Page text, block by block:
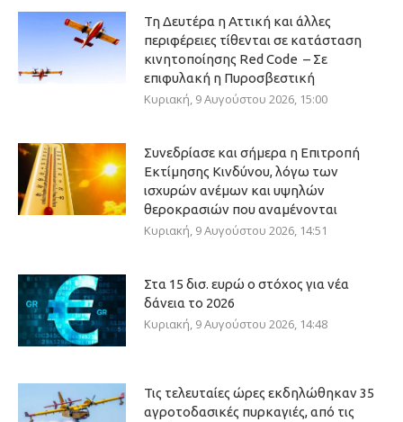
Τη Δευτέρα η Αττική και άλλες
περιφέρειες τίθενται σε κατάσταση
κινητοποίησης Red Code – Σε
επιφυλακή η Πυροσβεστική
Κυριακή, 9 Αυγούστου 2026, 15:00
Συνεδρίασε και σήμερα η Επιτροπή
Εκτίμησης Κινδύνου, λόγω των
ισχυρών ανέμων και υψηλών
θεροκρασιών που αναμένονται
Κυριακή, 9 Αυγούστου 2026, 14:51
Στα 15 δισ. ευρώ ο στόχος για νέα
δάνεια το 2026
Κυριακή, 9 Αυγούστου 2026, 14:48
Τις τελευταίες ώρες εκδηλώθηκαν 35
αγροτοδασικές πυρκαγιές, από τις